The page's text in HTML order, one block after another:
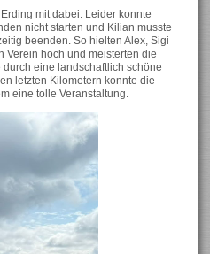
mit dabei. Leider konnte
nicht starten und Kilian musste
beenden. So hielten Alex, Sigi
Verein hoch und meisterten die
eine landschaftlich schöne
letzten Kilometern konnte die
eine tolle Veranstaltung.